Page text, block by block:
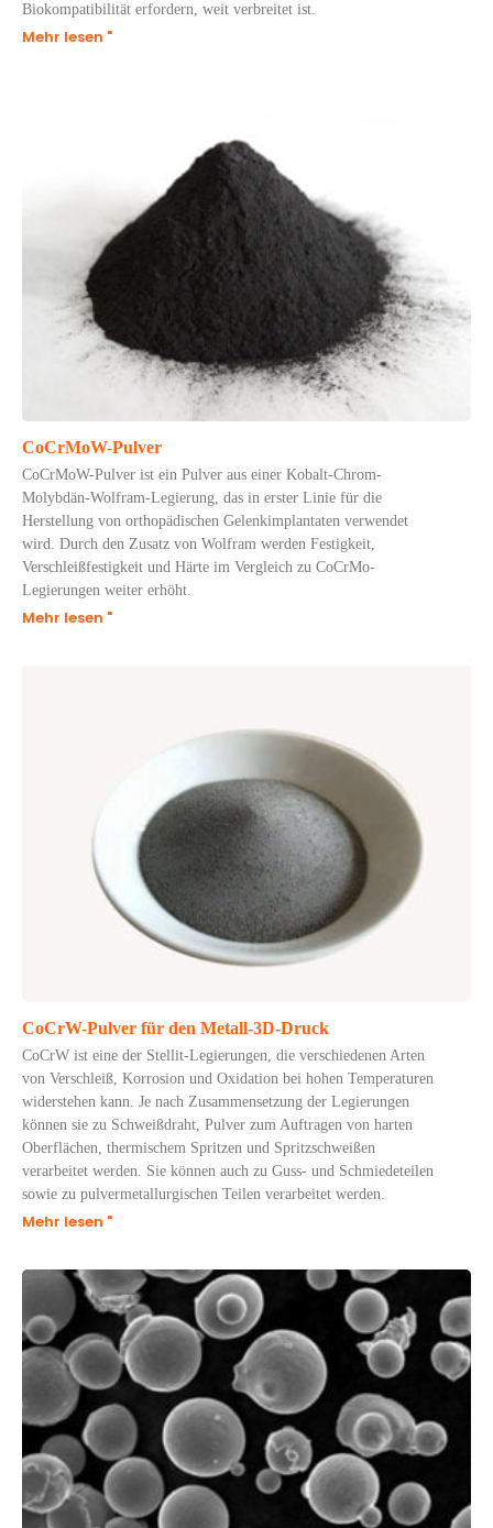
Biokompatibilität erfordern, weit verbreitet ist.
Mehr lesen "
CoCrMoW-Pulver
CoCrMoW-Pulver ist ein Pulver aus einer Kobalt-Chrom-
Molybdän-Wolfram-Legierung, das in erster Linie für die
Herstellung von orthopädischen Gelenkimplantaten verwendet
wird. Durch den Zusatz von Wolfram werden Festigkeit,
Verschleißfestigkeit und Härte im Vergleich zu CoCrMo-
Legierungen weiter erhöht.
Mehr lesen "
CoCrW-Pulver für den Metall-3D-Druck
CoCrW ist eine der Stellit-Legierungen, die verschiedenen Arten
von Verschleiß, Korrosion und Oxidation bei hohen Temperaturen
widerstehen kann. Je nach Zusammensetzung der Legierungen
können sie zu Schweißdraht, Pulver zum Auftragen von harten
Oberflächen, thermischem Spritzen und Spritzschweißen
verarbeitet werden. Sie können auch zu Guss- und Schmiedeteilen
sowie zu pulvermetallurgischen Teilen verarbeitet werden.
Mehr lesen "